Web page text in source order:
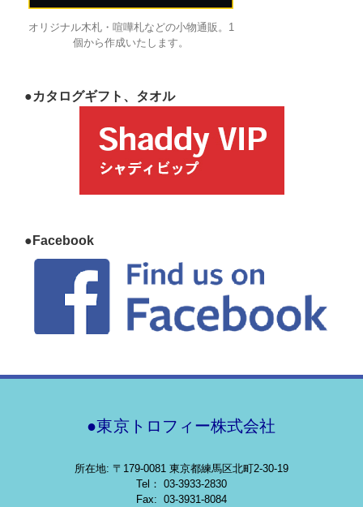
オリジナル木札・喧嘩札などの小物通販。1
個から作成いたします。
●カタログギフト、タオル
●Facebook
●東京トロフィー株式会社
所在地: 〒179-0081 東京都練馬区北町2-30-19
Tel： 03-3933-2830
Fax: 03-3931-8084